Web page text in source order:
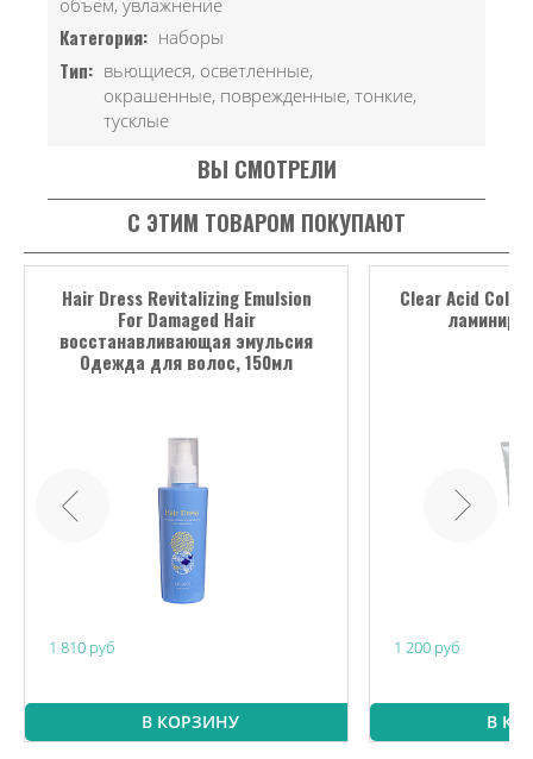
Категория: наборы
Тип: вьющиеся, осветленные,
окрашенные, поврежденные, тонкие,
тусклые
ВЫ СМОТРЕЛИ
С ЭТИМ ТОВАРОМ ПОКУПАЮТ
Hair Dress Revitalizing Emulsion
For Damaged Hair
восстанавливающая эмульсия
Одежда для волос, 150мл
1 810 руб
В КОРЗИНУ
Clear Acid
1 200 руб
В